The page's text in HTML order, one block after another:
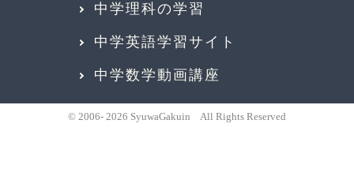
中学理科の学習
中学英語学習サイト
中学数学動画講座
© 2006- 2026 SyuwaGakuin All Rights Reserved